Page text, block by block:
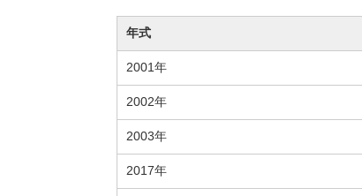
年式
2001年
2002年
2003年
2017年